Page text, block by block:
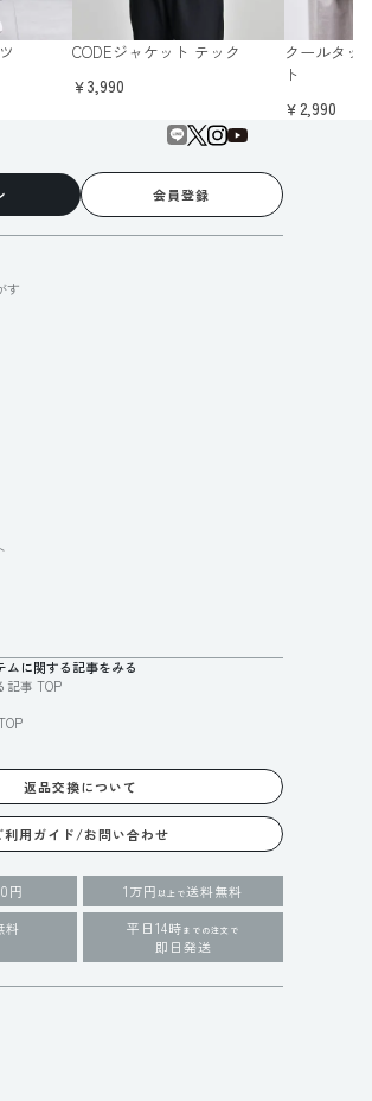
CODEジャケット テック
￥3,990
クールタッ
ト
￥2,990
会員登録
す
ムに関する記事をみる
記事 TOP
返品交換について
利用ガイド/お問い合わせ
円 1万円 以上で送料無料
料
平日14時 までの注文で
即日発送